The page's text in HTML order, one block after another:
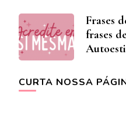
Frases
frases
CURTA NOSSA